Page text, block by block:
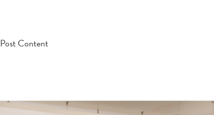
Post Content